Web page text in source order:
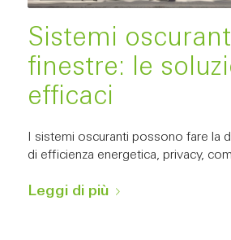
Sistemi
finestre: le
efficaci
I sistemi oscuranti possono fare la
di efficienza energetica, privacy,
Leggi di più